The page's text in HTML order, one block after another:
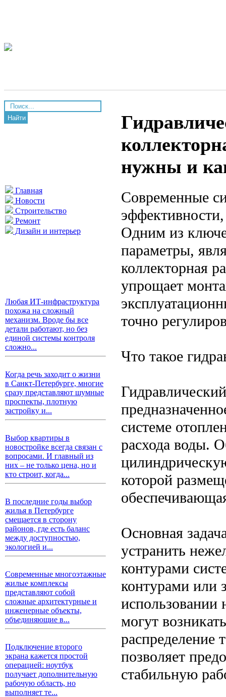
Найти
Главная
Новости
Строительство
Ремонт
Дизайн и интерьер
Любая ИТ-инфраструктура
похожа на сложный
механизм. Вроде бы все
детали работают, но без
единой системы контроля
сложно...
Когда речь заходит о жизни
в Санкт-Петербурге, многие
сразу представляют шумные
проспекты, плотную
застройку и...
Выбор квартиры в
новостройке всегда связан с
вопросами. И главный из
них – не только цена, но и
кто строит, когда...
В последние годы выбор
жилья в Петербурге
смещается в сторону
районов, где есть баланс
между доступностью,
экологией и...
Современные многоэтажные
жилые комплексы
представляют собой
сложные архитектурные и
инженерные объекты,
объединяющие в...
Подключение второго
экрана кажется простой
операцией: ноутбук
получает дополнительную
рабочую область, но
выполняет те...
нужны и
Современные
Одним из
параметры,
коллекторная
упрощает
точно
Что такое
системе
расхода воды.
которой
Основная
устранить
контурами
контурами или
использовании
могут
распределение
позволяет
стабильную